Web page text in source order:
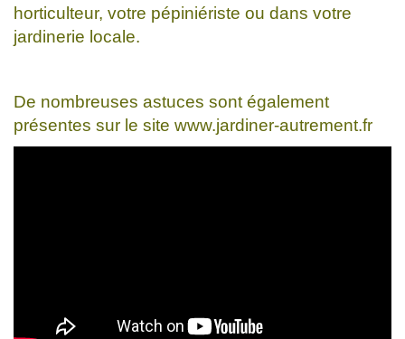
horticulteur, votre pépiniériste ou dans votre
jardinerie locale.
De nombreuses astuces sont également
présentes sur le site www.jardiner-autrement.fr